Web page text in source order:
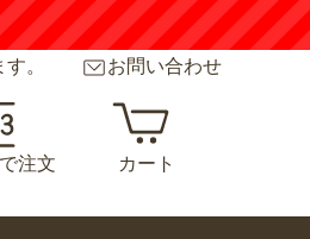
。 お問い合わせ
注文 カート